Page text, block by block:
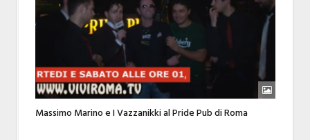
Massimo Marino e I Vazzanikki al Pride Pub di Roma